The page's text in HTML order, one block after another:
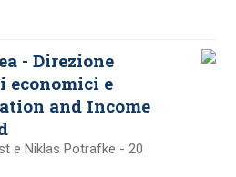
- Direzione
economici e
and Income
e Niklas Potrafke - 20